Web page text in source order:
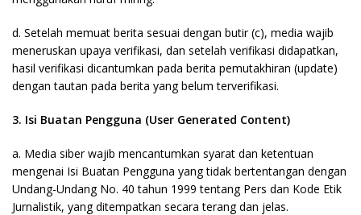
d. Setelah memuat berita sesuai dengan butir (c), media wajib
meneruskan upaya verifikasi, dan setelah verifikasi didapatkan,
hasil verifikasi dicantumkan pada berita pemutakhiran (update)
dengan tautan pada berita yang belum terverifikasi.
3. Isi Buatan Pengguna (User Generated Content)
a. Media siber wajib mencantumkan syarat dan ketentuan
mengenai Isi Buatan Pengguna yang tidak bertentangan dengan
Undang-Undang No. 40 tahun 1999 tentang Pers dan Kode Etik
Jurnalistik, yang ditempatkan secara terang dan jelas.